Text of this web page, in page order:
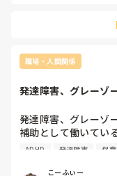
職場・人間関係
発達障害、グレーゾ
発達障害、グレーゾ
補助として働いてい
そしてその事は周り
私は、ADHDとASD
ADHD 発達障害 保
こーふぃー